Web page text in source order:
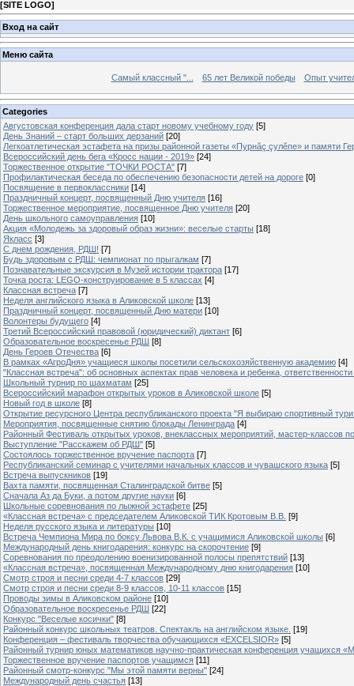
[SITE LOGO]
Вход на сайт
Меню сайта
Самый классный "... 65 лет Великой победы Опыт
Categories
Августовская конференция дала старт новому учебному году [5]
День Знаний – старт больших дерзаний [20]
Легкоатлетическая эстафета на призы районной газеты «Пурнăç çулĕпе» и памяти
Всероссийский день бега «Кросс нации - 2019» [24]
Торжественное открытие "ТОЧКИ РОСТА" [7]
Профилактическая беседа по обеспечению безопасности детей на дороге [0]
Посвящение в первоклассники [14]
Праздничный концерт, посвященный Дню учителя [16]
Торжественное мероприятие, посвященное Дню учителя [20]
День школьного самоуправления [10]
Акция «Молодежь за здоровый образ жизни»: веселые старты [18]
Якласс [3]
С днем рождения, РДШ! [7]
Будь здоровым с РДШ: чемпионат по прыгалкам [7]
Познавательные экскурсия в Музей истории трактора [17]
Точка роста: LEGO-конструирование в 5 классах [4]
Классная встреча [7]
Неделя английского языка в Аликовской школе [13]
Праздничный концерт, посвященный Дню матери [10]
Волонтеры будущего [4]
Третий Всероссийский правовой (юридический) диктант [6]
Образовательное воскресенье РДШ [8]
День Героев Отечества [6]
В рамках «АгроДня» учащиеся школы посетили сельскохозяйственную академию [4]
"Классная встреча": об основных аспектах прав человека и ребенка,
Школьный турнир по шахматам [25]
Всероссийский марафон открытых уроков в Аликовской школе [5]
Новый год в школе [8]
Открытие ресурсного Центра республиканского проекта "Я выбираю спортивный
Мероприятия, посвященные снятию блокады Ленинграда [4]
Районный Фестиваль открытых уроков, внеклассных мероприятий, мастер-классов
Выступление "Расскажем об РДШ" [5]
Состоялось торжественное вручение паспорта [7]
Республиканский семинар с учителями начальных классов и чувашского языка [5]
Встреча выпускников [19]
Вахта памяти, посвященная Сталинградской битве [5]
Сначала Аз да Буки, а потом другие науки [6]
Школьные соревнования по лыжной эстафете [25]
«Классная встреча» с председателем Аликовской ТИК Кротовым В.В. [9]
Неделя русского языка и литературы [10]
Встреча Чемпиона Мира по боксу Львова В.К. с учащимися Аликовской школы [6]
Международный день книгодарения: конкурс на скорочтение [9]
Cоревнования по преодолению военизированной полосы препятствий [13]
«Классная встреча», посвященная Международному дню книгодарения [10]
Смотр строя и песни среди 4-7 классов [29]
Смотр строя и песни среди 8-9 классов, 10-11 классов [15]
Проводы зимы в Аликовском районе [10]
Образовательное воскресенье РДШ [22]
Конкурс "Веселые косички" [8]
Районный конкурс школьных театров. Спектакль на английском языке. [19]
Конференция – фестиваль творчества обучающихся «EXCELSIOR» [5]
Районный турнир юных математиков научно-практическая конференция учащихся
Торжественное вручение паспортов учащимся [11]
Районный смотр-конкурс "Мы этой памяти верны" [24]
Международный день счастья [13]